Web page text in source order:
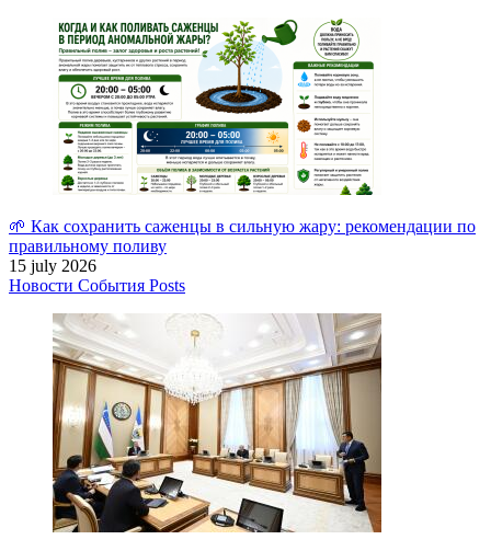
🌱 Как сохранить саженцы в сильную жару: рекомендации по
правильному поливу
15 july 2026
Новости События Posts